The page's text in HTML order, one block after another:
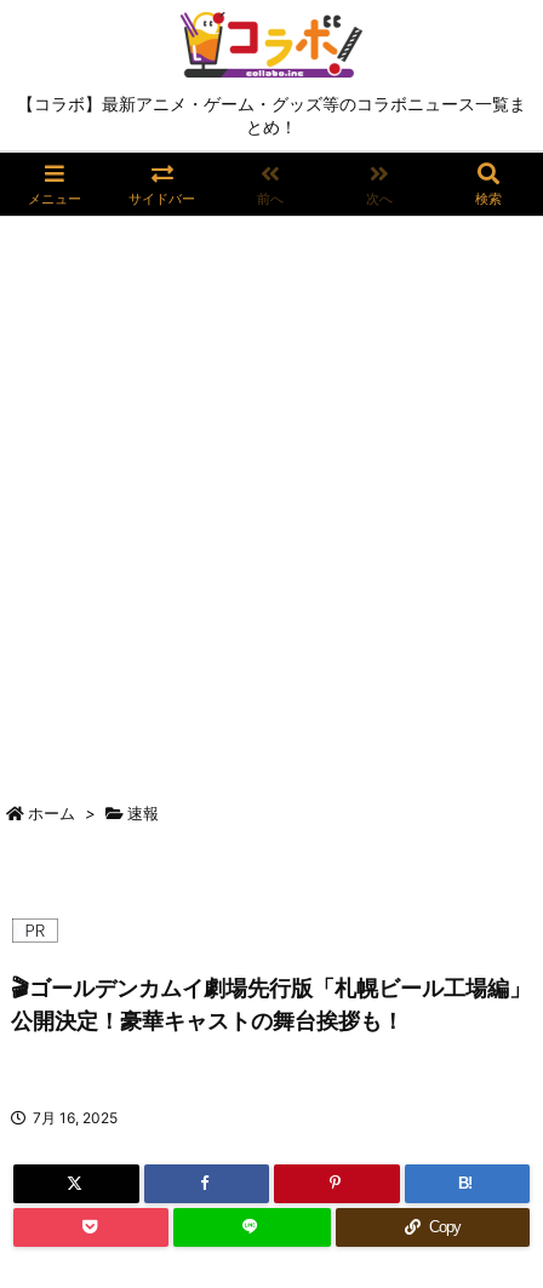
【コラボ】最新アニメ・ゲーム・グッズ等のコラボニュース一覧ま
とめ！
メニュー サイドバー 前へ 次へ 検索
ホーム > 速報
🎬ゴールデンカムイ劇場先行版「札幌ビール工場編」
公開決定！豪華キャストの舞台挨拶も！
7月 16, 2025
B!
Copy